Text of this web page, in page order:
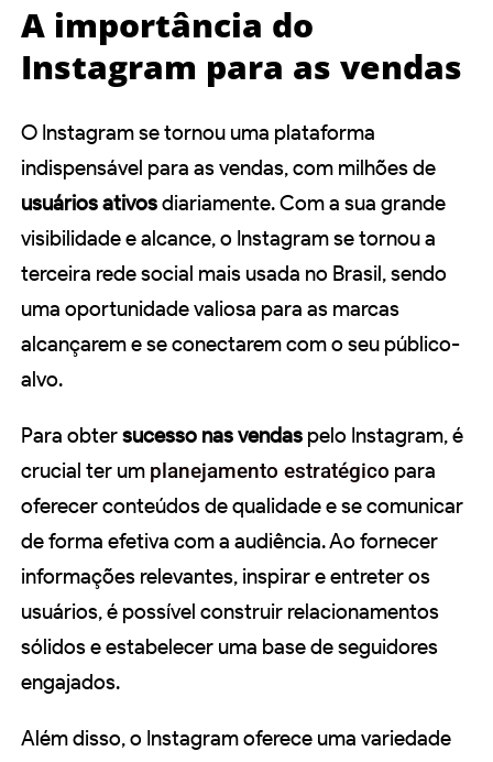
A importância do
Instagram para as vendas
O Instagram se tornou uma plataforma
indispensável para as vendas, com milhões de
usuários ativosdiariamente. Com a sua grande
visibilidade e alcance, o Instagram se tornou a
terceira rede social mais usada no Brasil, sendo
uma oportunidade valiosa para as marcas
alcançarem e se conectarem com o seu público-
alvo.
Para obtersucesso nas vendas pelo Instagram, é
crucial ter um planejamento estratégico para
oferecer conteúdos de qualidade e se comunicar
de forma efetiva com a audiência. Ao fornecer
informações relevantes, inspirar e entreter os
usuários, é possível construir relacionamentos
sólidos e estabelecer uma base de seguidores
engajados.
Além disso, o Instagram oferece uma variedade